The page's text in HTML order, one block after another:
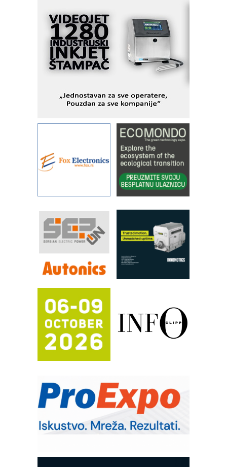
Fleksibilno stezanje i brzo
podešavanje u proizvodnji prototipova
KIP KOP – napredna rešenja za
savremene industrijske i logističke
objekte
Alba d.o.o. – 35 godina preciznosti u
IBeRTIM - oprema za ispitivanje
STAUFF – Komponente koje
povećavaju pouzdanost hidrauličkih
YAMADA pumpe – japanska
pouzdanost u transferu fluida
Filtration Group Industrial – Napredna
rešenja za filtraciju u hidrauličkim i
RILINEX kompanije Rittal
FANUC: Najbolje za vašu pametnu
automatizaciju
Efikasno upravljanje energijom
Automatizacija pakovanja · Display
Potpuna efikasnost bez složenih
sistema
Trajna oznaka kao dugoročna korist
Bezbednost na prvom mestu!
IB BLUMENAUER - više od 40 godina
poverenja u industriji
– Pametna signalizacija za efikasnije
upravljanje mašinama
Sigurnije ispitivanje transformatora u
solarnim elektranama i vetroparkovima
Pranje točkova na gradilištu- standard
Proizvodnja iC7 Hybrid 1500 VDC